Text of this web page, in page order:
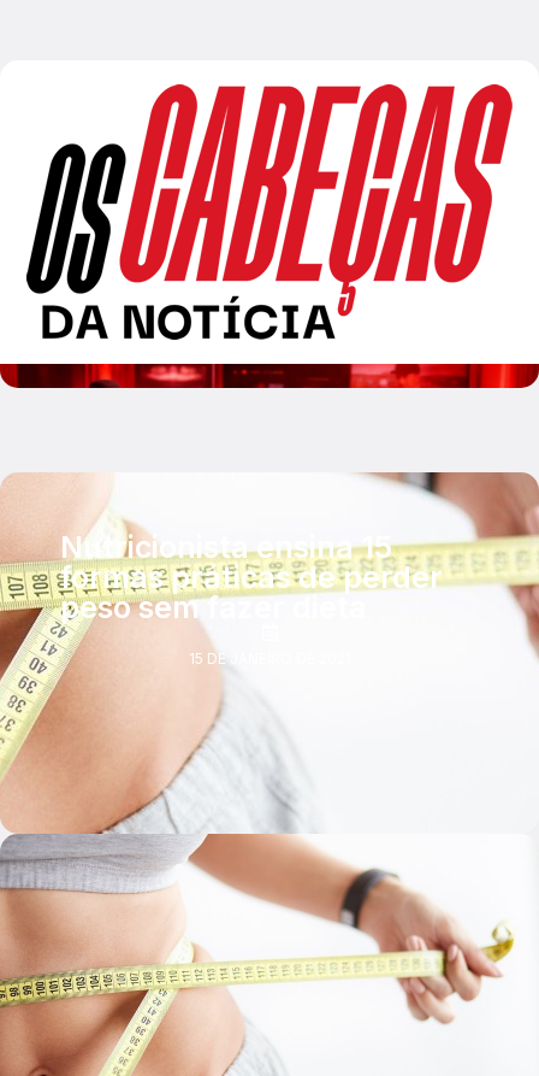
Nutricionista ensina 15
formas práticas de perder
peso sem fazer dieta
15 DE JANEIRO DE 2021